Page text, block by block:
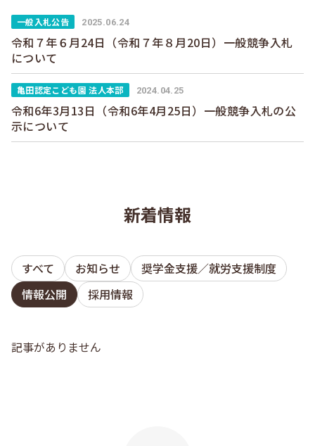
一般入札公告 2025.06.24
令和７年６月24日（令和７年８月20日）一般競争入札
について
亀田認定こども園 法人本部 2024.04.25
令和6年3月13日（令和6年4月25日）一般競争入札の公
示について
新着情報
すべて お知らせ
奨学金支援／就労支援制度
情報公開
採用情報
記事がありません